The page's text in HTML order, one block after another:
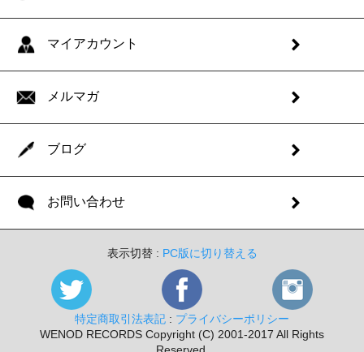
マイアカウント
メルマガ
ブログ
お問い合わせ
表示切替 : PC版に切り替える
特定商取引法表記 : プライバシーポリシー
WENOD RECORDS Copyright (C) 2001-2017 All Rights
Reserved.